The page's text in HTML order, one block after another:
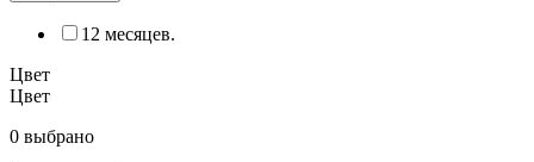
12 месяцев.
Цвет
Цвет
0 выбрано